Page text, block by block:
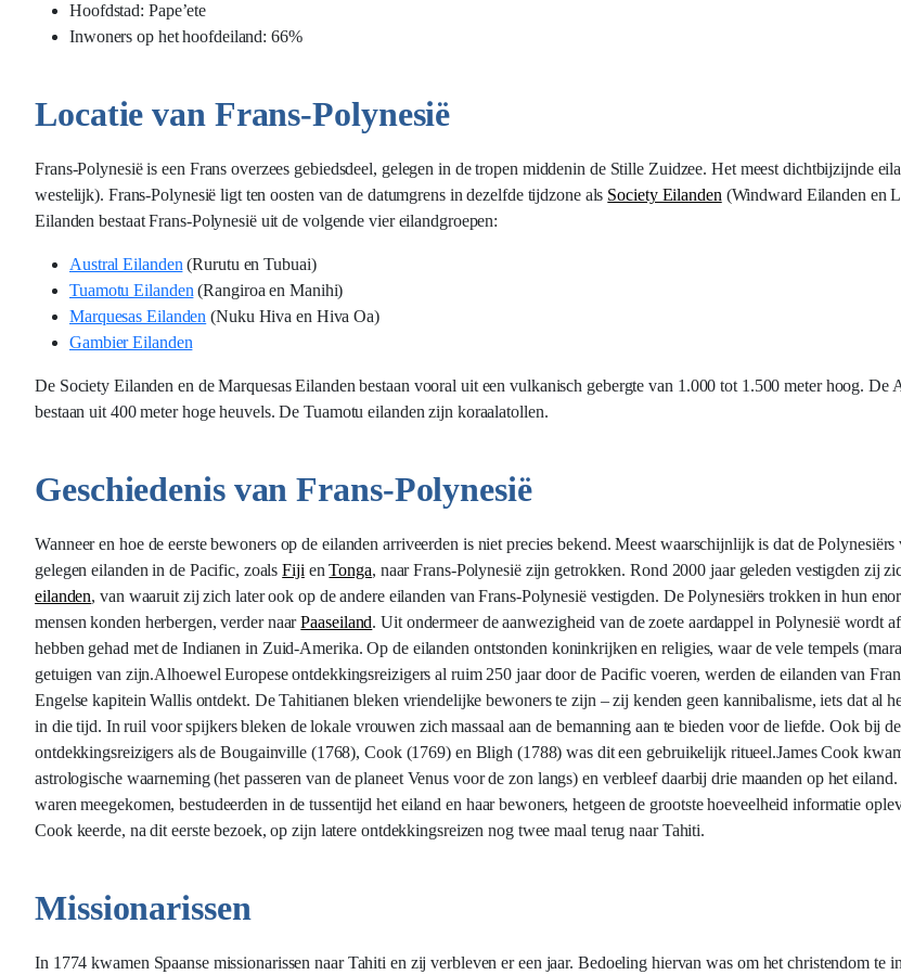
Hoofdstad: Pape’ete
Inwoners op het hoofdeiland: 66%
Locatie van Frans-Polynesië
Frans-Polynesië is een Frans overzees gebiedsdeel, gelegen in de tropen middenin de Stille Zuidzee. Het meest dichtbijzijnde
westelijk). Frans-Polynesië ligt ten oosten van de datumgrens in dezelfde tijdzone als Society Eilanden (Windward Eilanden en
Eilanden bestaat Frans-Polynesië uit de volgende vier eilandgroepen:
Austral Eilanden (Rurutu en Tubuai)
Tuamotu Eilanden (Rangiroa en Manihi)
Marquesas Eilanden (Nuku Hiva en Hiva Oa)
Gambier Eilanden
De Society Eilanden en de Marquesas Eilanden bestaan vooral uit een vulkanisch gebergte van 1.000 tot 1.500 meter hoog. De
bestaan uit 400 meter hoge heuvels. De Tuamotu eilanden zijn koraalatollen.
Geschiedenis van Frans-Polynesië
Wanneer en hoe de eerste bewoners op de eilanden arriveerden is niet precies bekend. Meest waarschijnlijk is dat de
gelegen eilanden in de Pacific, zoalsFiji enTonga, naar Frans-Polynesië zijn getrokken. Rond 2000 jaar geleden vestigden zij
eilanden, van waaruit zij zich later ook op de andere eilanden van Frans-Polynesië vestigden. De Polynesiërs trokken in hun
mensen konden herbergen, verder naarPaaseiland. Uit ondermeer de aanwezigheid van de zoete aardappel in Polynesië wordt
hebben gehad met de Indianen in Zuid-Amerika. Op de eilanden ontstonden koninkrijken en religies, waar de vele tempels
getuigen van zijn.Alhoewel Europese ontdekkingsreizigers al ruim 250 jaar door de Pacific voeren, werden de eilanden van
Engelse kapitein Wallis ontdekt. De Tahitianen bleken vriendelijke bewoners te zijn – zij kenden geen kannibalisme, iets dat al
in die tijd. In ruil voor spijkers bleken de lokale vrouwen zich massaal aan de bemanning aan te bieden voor de liefde. Ook bij
ontdekkingsreizigers als de Bougainville (1768), Cook (1769) en Bligh (1788) was dit een gebruikelijk ritueel.James Cook
astrologische waarneming (het passeren van de planeet Venus voor de zon langs) en verbleef daarbij drie maanden op het
waren meegekomen, bestudeerden in de tussentijd het eiland en haar bewoners, hetgeen de grootste hoeveelheid informatie
Cook keerde, na dit eerste bezoek, op zijn latere ontdekkingsreizen nog twee maal terug naar Tahiti.
Missionarissen
In 1774 kwamen Spaanse missionarissen naar Tahiti en zij verbleven er een jaar. Bedoeling hiervan was om het christendom te